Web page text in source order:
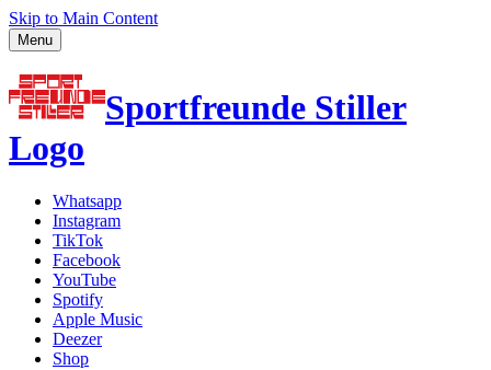
Skip to Main Content
Menu
Sportfreunde Stiller
Logo
Whatsapp
Instagram
TikTok
Facebook
YouTube
Spotify
Apple Music
Deezer
Shop